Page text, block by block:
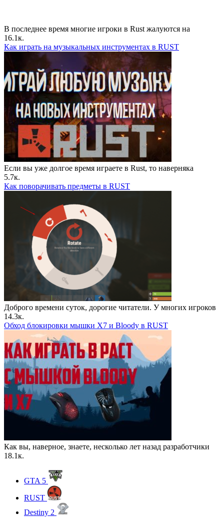
В последнее время многие игроки в Rust жалуются на
16.1к.
Как играть на музыкальных инструментах в RUST
Если вы уже долгое время играете в Rust, то наверняка
5.7к.
Как поворачивать предметы в RUST
Доброго времени суток, дорогие читатели. У многих игроков
14.3к.
Обход блокировки мышки X7 и Bloody в RUST
Как вы, наверное, знаете, несколько лет назад разработчики
18.1к.
GTA 5
RUST
Destiny 2